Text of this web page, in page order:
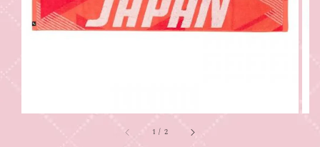
1 / 2